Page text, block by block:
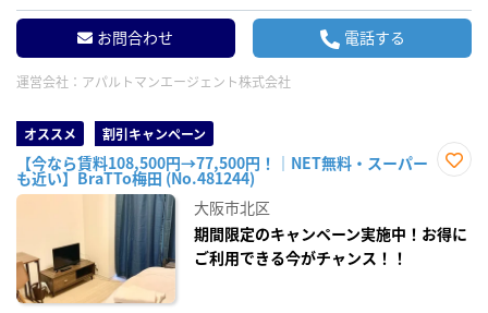
お問合わせ 電話する
運営会社： アパルトマンエージェント株式会社
オススメ 割引キャンペーン
【今なら賃料108,500円→77,500円！｜NET無料・スーパー
も近い】BraTTo梅田 (No.481244)
録
大阪市北区
期間限定のキャンペーン実施中！お得に
ご利用できる今がチャンス！！